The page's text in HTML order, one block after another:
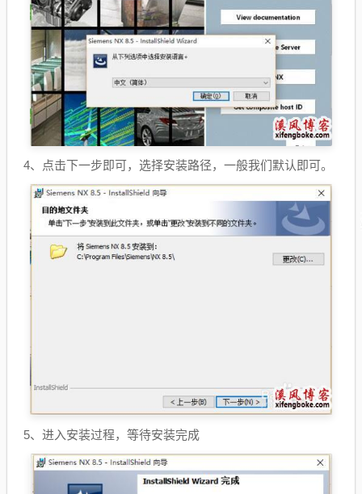
4、点击下一步即可，选择安装路径，一般我们默认即可。
5、进入安装过程，等待安装完成